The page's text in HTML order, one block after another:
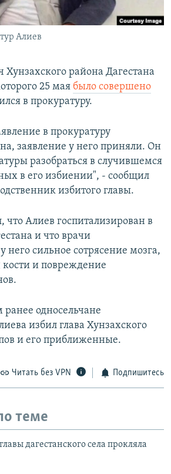
Алиев
Хунзахского района Дагестана
25 мая было совершено
в прокуратуру.
в прокуратуру
заявление у него приняли. Он
разобраться в случившемся
в его избиении", - сообщил
избитого главы.
что Алиев госпитализирован в
и что врачи
него сильное сотрясение мозга,
кости и повреждение
односельчане
избил глава Хунзахского
и его приближенные.
Читать без VPN Подпишитесь
теме
дагестанского села прокляла